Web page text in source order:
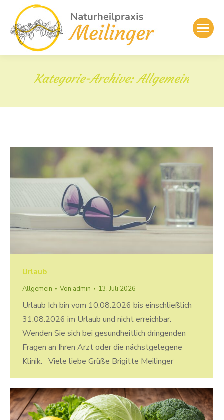
Kategorie-Archive:Allgemein
Urlaub
Allgemein Von admin 13. Juli 2026
Urlaub Ich bin vom 10.08.2026 bis einschließlich
31.08.2026 im Urlaub und nicht erreichbar.
Wenden Sie sich bei gesundheitlich dringenden
Fragen an Ihren Arzt oder die nächstgelegene
Klinik. Viele liebe Grüße Brigitte Meilinger